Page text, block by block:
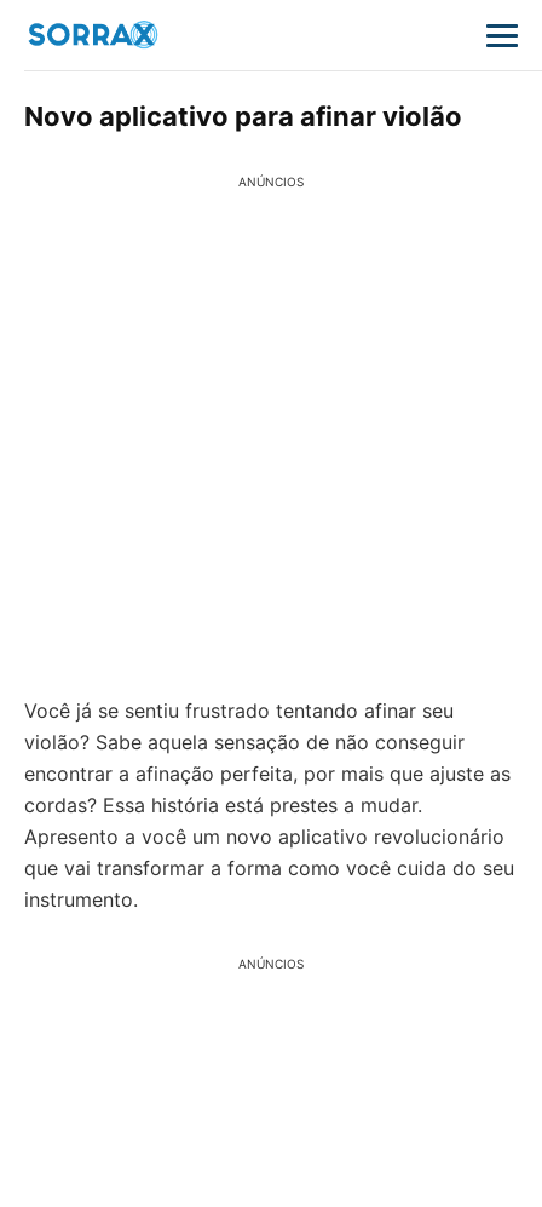
Novo aplicativo para afinar violão
ANÚNCIOS
Você já se sentiu frustrado tentando afinar seu
violão? Sabe aquela sensação de não conseguir
encontrar a afinação perfeita, por mais que ajuste as
cordas? Essa história está prestes a mudar.
Apresento a você um novo aplicativo revolucionário
que vai transformar a forma como você cuida do seu
instrumento.
ANÚNCIOS